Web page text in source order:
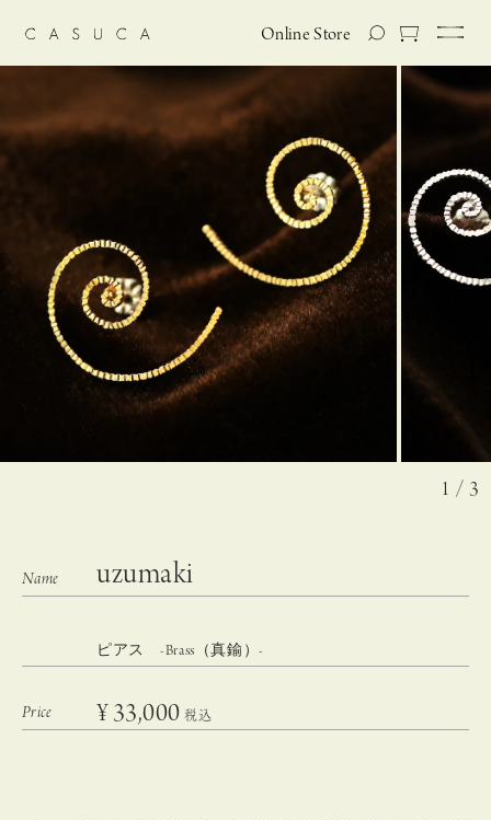
Online Store
1 / 3
uzumaki
ピアス -Brass（真鍮）-
¥33,000 税込